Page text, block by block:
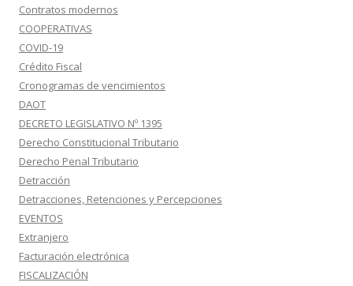
Contratos modernos
COOPERATIVAS
COVID-19
Crédito Fiscal
Cronogramas de vencimientos
DAOT
DECRETO LEGISLATIVO Nº 1395
Derecho Constitucional Tributario
Derecho Penal Tributario
Detracción
Detracciones, Retenciones y Percepciones
EVENTOS
Extranjero
Facturación electrónica
FISCALIZACIÓN